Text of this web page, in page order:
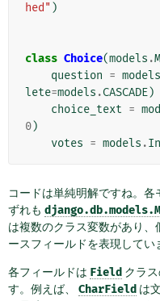
hed" )
class Choice(models .
question = models
lete=models .CASCADE)
choice_text =
0)
votes = models .
コードは単純明解ですね。
ずれも
は複数のクラス変数があり
ースフィールドを表現してい
各フィールドは Field クラ
す。例えば、 CharField は